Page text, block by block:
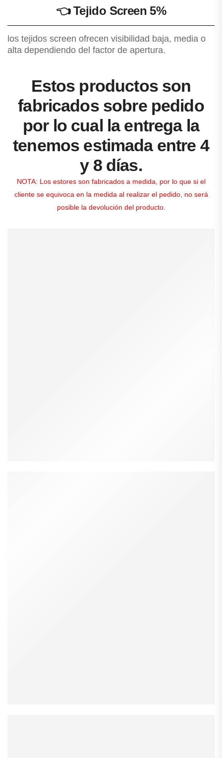
👈Tejido Screen 5%
los tejidos screen ofrecen visibilidad baja, media o
alta dependiendo del factor de apertura.
Estos productos son
fabricados sobre pedido
por lo cual la entrega la
tenemos estimada entre 4
y 8 días.
NOTA: Los estores son fabricados a medida, por lo que si el
cliente se equivoca en la medida al realizar el pedido, no será
posible la devolución del producto.